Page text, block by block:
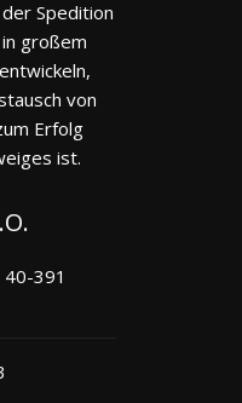
Spedition
großem
von
Erfolg
ist.
391